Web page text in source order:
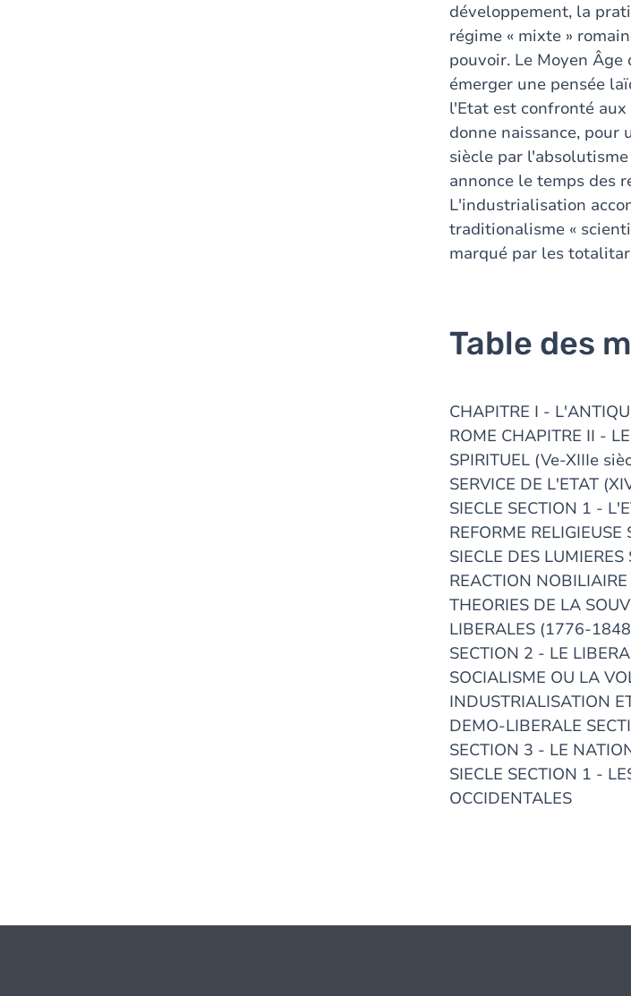
développement, la
régime « mixte »
pouvoir. Le Moyen
émerger une pensée
l'Etat est confronté
donne naissance, pour
siècle par
annonce le temps des
L'industrialisation
traditionalisme «
marqué par les
Table des
CHAPITRE I -
ROME CHAPITRE II -
SPIRITUEL (Ve-XIIIe
SERVICE DE L'ETAT
SIECLE SECTION 1 -
REFORME
SIECLE DES
REACTION
THEORIES DE LA
LIBERALES (1776-
SECTION 2 - LE
SOCIALISME OU LA
INDUSTRIALISATION
DEMO-LIBERALE
SECTION 3 - LE
SIECLE SECTION 1 -
OCCIDENTALES